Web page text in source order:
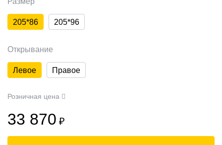
205*86 205*96
Открывание
Левое Правое
Розничная цена
33 870 ₽